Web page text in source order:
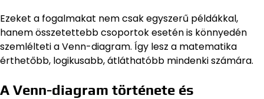
Ezeket a fogalmakat nem csak egyszerű példákkal,
hanem összetettebb csoportok esetén is könnyedén
szemlélteti a Venn-diagram. Így lesz a matematika
érthetőbb, logikusabb, átláthatóbb mindenki számára.
A Venn-diagram története és